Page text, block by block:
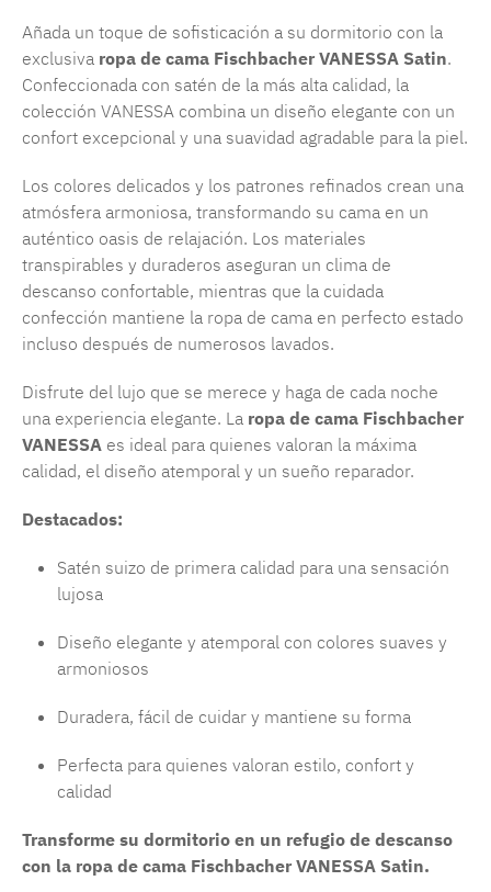
Añada un toque de sofisticación a su dormitorio con la
exclusiva ropa de cama Fischbacher VANESSA Satin.
Confeccionada con satén de la más alta calidad, la
colección VANESSA combina un diseño elegante con un
confort excepcional y una suavidad agradable para la piel.
Los colores delicados y los patrones refinados crean una
atmósfera armoniosa, transformando su cama en un
auténtico oasis de relajación. Los materiales
transpirables y duraderos aseguran un clima de
descanso confortable, mientras que la cuidada
confección mantiene la ropa de cama en perfecto estado
incluso después de numerosos lavados.
Disfrute del lujo que se merece y haga de cada noche
una experiencia elegante. La ropa de cama Fischbacher
VANESSA es ideal para quienes valoran la máxima
calidad, el diseño atemporal y un sueño reparador.
Destacados:
Satén suizo de primera calidad para una sensación
lujosa
Diseño elegante y atemporal con colores suaves y
armoniosos
Duradera, fácil de cuidar y mantiene su forma
Perfecta para quienes valoran estilo, confort y
calidad
Transforme su dormitorio en un refugio de descanso
con la ropa de cama Fischbacher VANESSA Satin.